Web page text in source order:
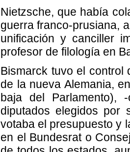
Nietzsche, que había
guerra franco-prusiana,
unificación y canciller
profesor de filología en
Bismarck tuvo el control
de la nueva Alemania,
baja del Parlamento),
diputados elegidos por
votaba el presupuesto y
en el Bundesrat o